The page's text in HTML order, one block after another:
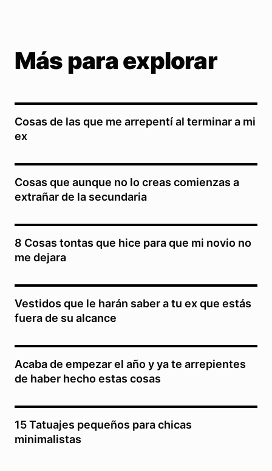
Más para explorar
Cosas de las que me arrepentí al terminar a mi
ex
Cosas que aunque no lo creas comienzas a
extrañar de la secundaria
8 Cosas tontas que hice para que mi novio no
me dejara
Vestidos que le harán saber a tu ex que estás
fuera de su alcance
Acaba de empezar el año y ya te arrepientes
de haber hecho estas cosas
15 Tatuajes pequeños para chicas
minimalistas